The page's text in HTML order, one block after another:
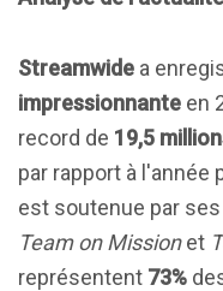
Streamwide a
impressionnante en
record de 19,5
par rapport à
est soutenue par
Team on Missionet
représentent 73%